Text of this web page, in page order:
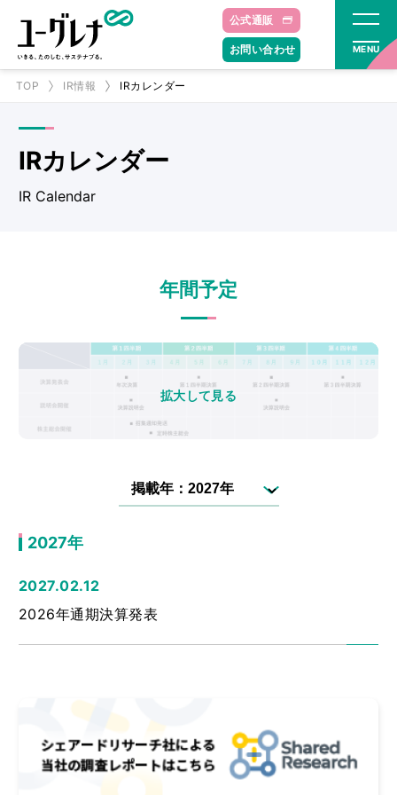
公式通販
お問い合わせ MENU
TOP IR情報 IRカレンダー
IRカレンダー​
IR Calendar
年間予定
拡大して見る
2027年
2027.02.12
2026年通期決算発表